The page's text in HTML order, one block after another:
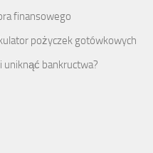
finansowego
pożyczek gotówkowych
uniknąć bankructwa?